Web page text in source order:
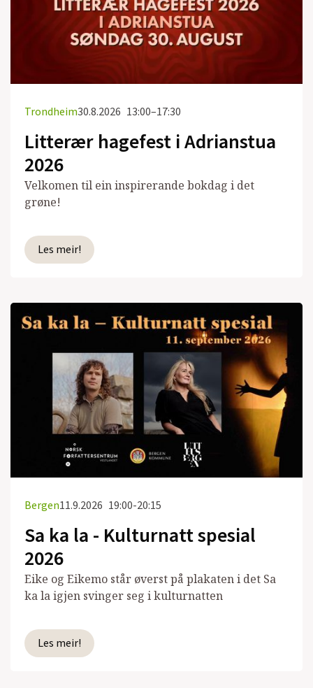
Trondheim30.8.2026 13:00–17:30
Litterær hagefest i Adrianstua
2026
Velkomen til ein inspirerande bokdag i det
grøne!
Les meir!
Bergen11.9.2026 19:00-20:15
Sa ka la - Kulturnatt spesial
2026
Eike og Eikemo står øverst på plakaten i det Sa
ka la igjen svinger seg i kulturnatten
Les meir!